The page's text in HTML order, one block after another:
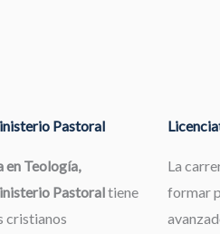
Pastoral
en Teología,
Pastoraltiene
cristianos
La
formar